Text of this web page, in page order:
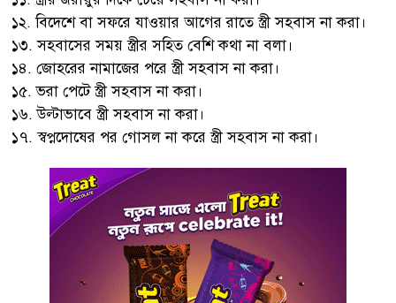
১২. বিদেশে বা সফরে যাওয়ার আগের রাতে স্ত্রী সহবাস না করা।
১৩. সহবাসের সময় স্ত্রীর সহিত বেশি কথা না বলা।
১৪. জোহরের নামাজের পরে স্ত্রী সহবাস না করা।
১৫. ভরা পেটে স্ত্রী সহবাস না করা।
১৬. উল্টাভাবে স্ত্রী সহবাস না করা।
১৭. স্বপ্নদোষের পর গোসল না করে স্ত্রী সহবাস না করা।